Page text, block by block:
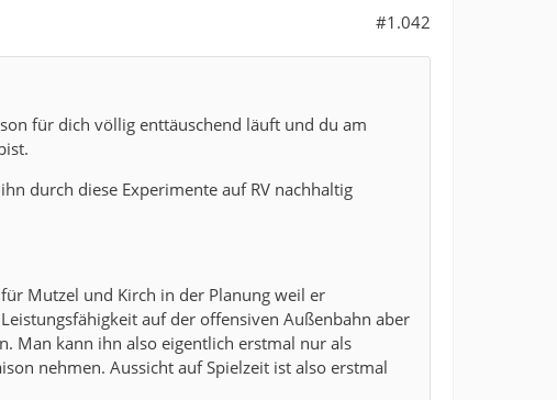
#1.042
für dich völlig enttäuschend läuft und du am
durch diese Experimente auf RV nachhaltig
Mutzel und Kirch in der Planung weil er
auf der offensiven Außenbahn aber
Man kann ihn also eigentlich erstmal nur als
nehmen. Aussicht auf Spielzeit ist also erstmal